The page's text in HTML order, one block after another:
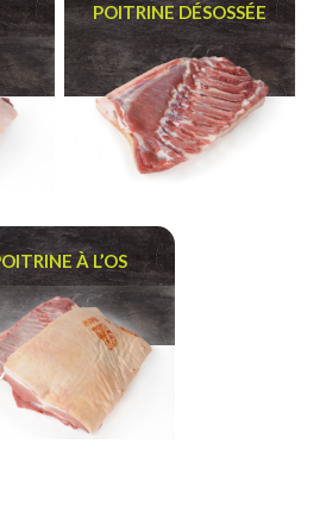
POITRINE DÉSOSSÉE
À L’OS